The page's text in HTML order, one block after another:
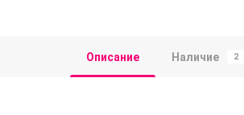
Описание Наличие 2